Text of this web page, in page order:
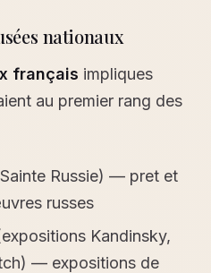
nationaux
français impliques
au premier rang des
Russie) — pret et
russes
Kandinsky,
— expositions de